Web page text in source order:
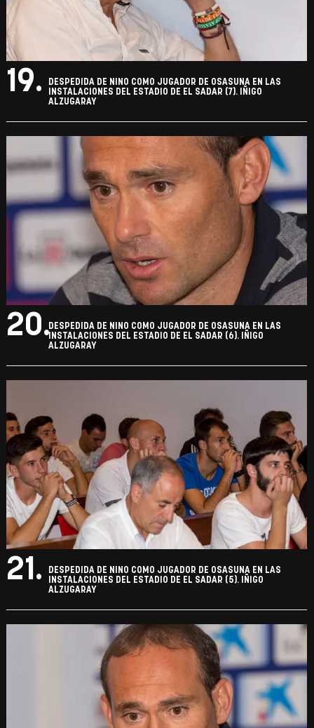
19.
DESPEDIDA DE NINO COMO JUGADOR DE OSASUNA EN LAS
INSTALACIONES DEL ESTADIO DE EL SADAR (7). IÑIGO
ALZUGARAY
20.DESPEDIDA DE NINO COMO JUGADOR DE OSASUNA EN LAS
INSTALACIONES DEL ESTADIO DE EL SADAR (6). IÑIGO
ALZUGARAY
21.
DESPEDIDA DE NINO COMO JUGADOR DE OSASUNA EN LAS
INSTALACIONES DEL ESTADIO DE EL SADAR (5). IÑIGO
ALZUGARAY